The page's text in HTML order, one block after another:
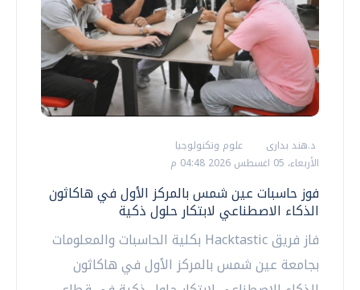
د.هند بدارى
علوم وتكنولوجيا
الأربعاء، 05 اغسطس 2026 04:48 م
فوز حاسبات عين شمس بالمركز الأول في هاكاثون
الذكاء الاصطناعي لابتكار حلول ذكية
فاز فريق Hacktastic بكلية الحاسبات والمعلومات
بجامعة عين شمس بالمركز الأول في هاكاثون